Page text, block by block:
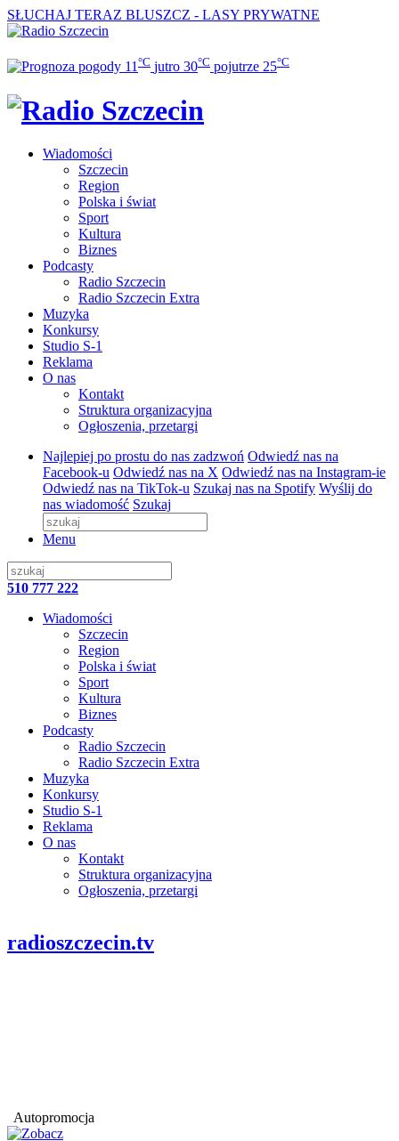
SŁUCHAJ TERAZ BLUSZCZ - LASY PRYWATNE
11 °C jutro 30°C pojutrze 25°C
Wiadomości
Szczecin
Region
Polska i świat
Sport
Kultura
Biznes
Podcasty
Radio Szczecin
Radio Szczecin Extra
Muzyka
Konkursy
Studio S-1
Reklama
O nas
Kontakt
Struktura organizacyjna
Ogłoszenia, przetargi
Najlepiej po prostu do nas zadzwoń Odwiedź nas na
Facebook-u Odwiedź nas na X Odwiedź nas na Instagram-ie
Odwiedź nas na TikTok-u Szukaj nas na Spotify Wyślij do
nas wiadomość Szukaj
Menu
510 777 222
Wiadomości
Szczecin
Region
Polska i świat
Sport
Kultura
Biznes
Podcasty
Radio Szczecin
Radio Szczecin Extra
Muzyka
Konkursy
Studio S-1
Reklama
O nas
Kontakt
Struktura organizacyjna
Ogłoszenia, przetargi
radioszczecin.tv
Autopromocja